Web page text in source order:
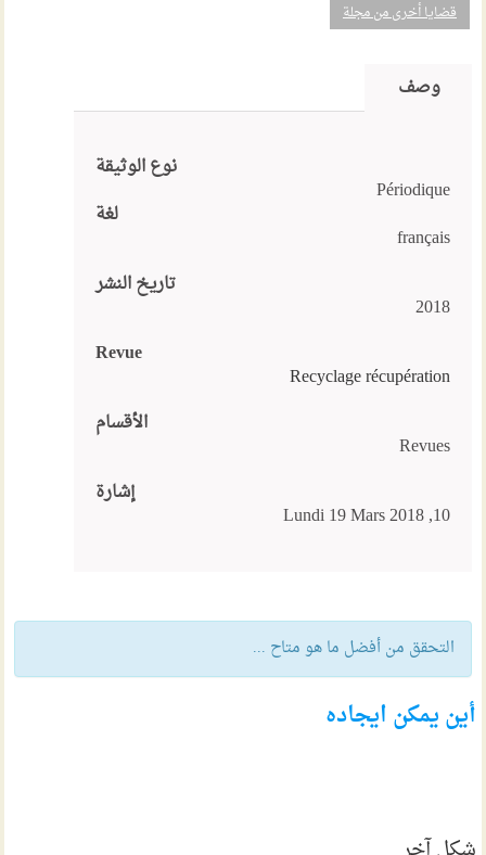
قضايا أخرى من مجلة
وصف
نوع الوثيقة
Périodique
لغة
français
تاريخ النشر
2018
Revue
Recyclage récupération
الأقسام
Revues
إشارة
10, Lundi 19 Mars 2018
التحقق من أفضل ما هو متاح ...
أين يمكن ايجاده